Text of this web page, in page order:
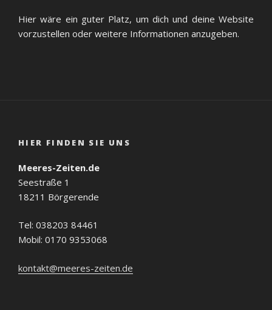
Hier wäre ein guter Platz, um dich und deine Website
vorzustellen oder weitere Informationen anzugeben.
HIER FINDEN SIE UNS
Meeres-Zeiten.de
Seestraße 1
18211 Börgerende
Tel: 038203 84461
Mobil: 0170 9353068
kontakt@meeres-zeiten.de